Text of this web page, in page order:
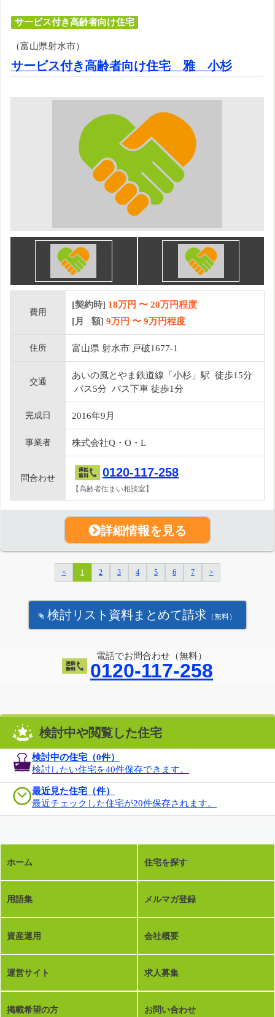
サービス付き高齢者向け住宅
（富山県射水市）
サービス付き高齢者向け住宅 雅 小杉
費用
[契約時] 18万円 〜 20万円程度
[月 額] 9万円 〜 9万円程度
住所 富山県 射水市 戸破1677-1
交通
あいの風とやま鉄道線「小杉」駅 徒歩15分
バス5分 バス下車 徒歩1分
完成日 2016年9月
事業者 株式会社Q・O・L
問合わせ 0120-117-258
【高齢者住まい相談室】
詳細情報を見る
< 1 2 3 4 5 6 7 >
検討リスト資料まとめて請求 （無料）
電話でお問合わせ（無料）
0120-117-258
検討中や閲覧した住宅
検討中の住宅（0件）
検討したい住宅を40件保存できます。
最近見た住宅（件）
最近チェックした住宅が20件保存されます。
ホーム 住宅を探す
用語集 メルマガ登録
資産運用 会社概要
運営サイト 求人募集
掲載希望の方 お問い合わせ